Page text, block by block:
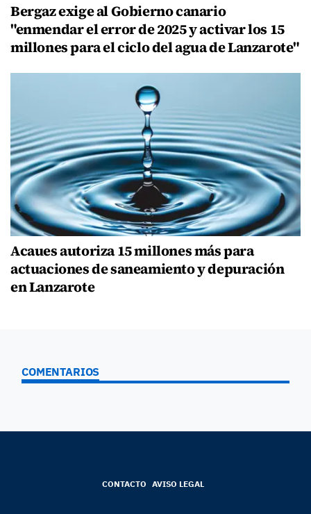
Bergaz exige al Gobierno canario
"enmendar el error de 2025 y activar los 15
millones para el ciclo del agua de Lanzarote"
Acaues autoriza 15 millones más para
actuaciones de saneamiento y depuración
en Lanzarote
COMENTARIOS
CONTACTO AVISO LEGAL